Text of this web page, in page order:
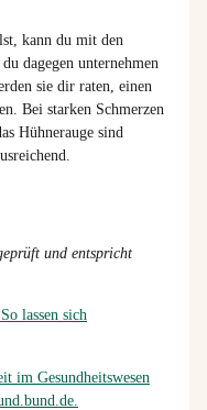
kann du mit den
du dagegen unternehmen
sie dir raten einen
. Bei starken Schmerzen
Hühnerauge sind
und entspricht
lassen sich
im Gesundheitswesen